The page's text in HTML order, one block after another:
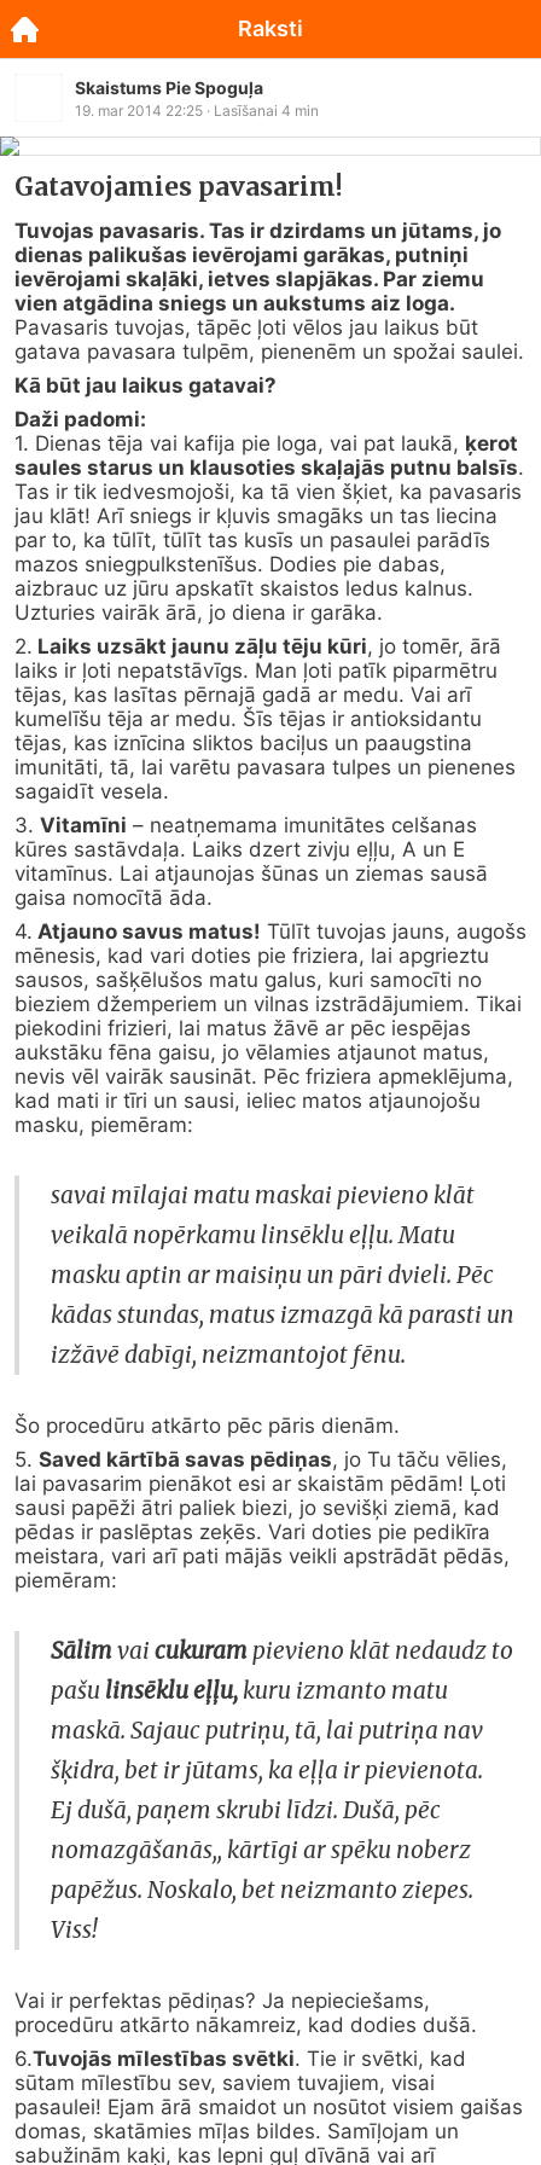
Skaistums Pie Spoguļa
19. mar 2014 22:25 · Lasīšanai 4 min
Gatavojamies pavasarim!
Tuvojas pavasaris. Tas ir dzirdams un jūtams, jo
dienas palikušas ievērojami garākas, putniņi
ievērojami skaļāki, ietves slapjākas. Par ziemu
vien atgādina sniegs un aukstums aiz loga.
Pavasaris tuvojas, tāpēc ļoti vēlos jau laikus būt
gatava pavasara tulpēm, pienenēm un spožai saulei.
Kā būt jau laikus gatavai?
Daži padomi:
1. Dienas tēja vai kafija pie loga, vai pat laukā, ķerot
saules starus un klausoties skaļajās putnu balsīs.
Tas ir tik iedvesmojoši, ka tā vien šķiet, ka pavasaris
jau klāt! Arī sniegs ir kļuvis smagāks un tas liecina
par to, ka tūlīt, tūlīt tas kusīs un pasaulei parādīs
mazos sniegpulkstenīšus. Dodies pie dabas,
aizbrauc uz jūru apskatīt skaistos ledus kalnus.
Uzturies vairāk ārā, jo diena ir garāka.
2. Laiks uzsākt jaunu zāļu tēju kūri, jo tomēr, ārā
laiks ir ļoti nepatstāvīgs. Man ļoti patīk piparmētru
tējas, kas lasītas pērnajā gadā ar medu. Vai arī
kumelīšu tēja ar medu. Šīs tējas ir antioksidantu
tējas, kas iznīcina sliktos baciļus un paaugstina
imunitāti, tā, lai varētu pavasara tulpes un pienenes
sagaidīt vesela.
3. Vitamīni – neatņemama imunitātes celšanas
kūres sastāvdaļa. Laiks dzert zivju eļļu, A un E
vitamīnus. Lai atjaunojas šūnas un ziemas sausā
gaisa nomocītā āda.
4. Atjauno savus matus! Tūlīt tuvojas jauns, augošs
mēnesis, kad vari doties pie friziera, lai apgrieztu
sausos, sašķēlušos matu galus, kuri samocīti no
bieziem džemperiem un vilnas izstrādājumiem. Tikai
piekodini frizieri, lai matus žāvē ar pēc iespējas
aukstāku fēna gaisu, jo vēlamies atjaunot matus,
nevis vēl vairāk sausināt. Pēc friziera apmeklējuma,
kad mati ir tīri un sausi, ieliec matos atjaunojošu
masku, piemēram:
savai mīlajai matu maskai pievieno klāt
veikalā nopērkamu linsēklu eļļu. Matu
masku aptin ar maisiņu un pāri dvieli. Pēc
kādas stundas, matus izmazgā kā parasti un
izžāvē dabīgi, neizmantojot fēnu.
Šo procedūru atkārto pēc pāris dienām.
5. Saved kārtībā savas pēdiņas, jo Tu tāču vēlies,
lai pavasarim pienākot esi ar skaistām pēdām! Ļoti
sausi papēži ātri paliek biezi, jo sevišķi ziemā, kad
pēdas ir paslēptas zeķēs. Vari doties pie pedikīra
meistara, vari arī pati mājās veikli apstrādāt pēdās,
piemēram:
Sālim vai cukuram pievieno klāt nedaudz to
pašu linsēklu eļļu, kuru izmanto matu
maskā. Sajauc putriņu, tā, lai putriņa nav
šķidra, bet ir jūtams, ka eļļa ir pievienota.
Ej dušā, paņem skrubi līdzi. Dušā, pēc
nomazgāšanās,, kārtīgi ar spēku noberz
papēžus. Noskalo, bet neizmanto ziepes.
Viss!
Vai ir perfektas pēdiņas? Ja nepieciešams,
procedūru atkārto nākamreiz, kad dodies dušā.
6.Tuvojās mīlestības svētki. Tie ir svētki, kad
sūtam mīlestību sev, saviem tuvajiem, visai
pasaulei! Ejam ārā smaidot un nosūtot visiem gaišas
domas, skatāmies mīļas bildes. Samīļojam un
sabužinām kaķi, kas lepni guļ dīvānā vai arī
Raksti